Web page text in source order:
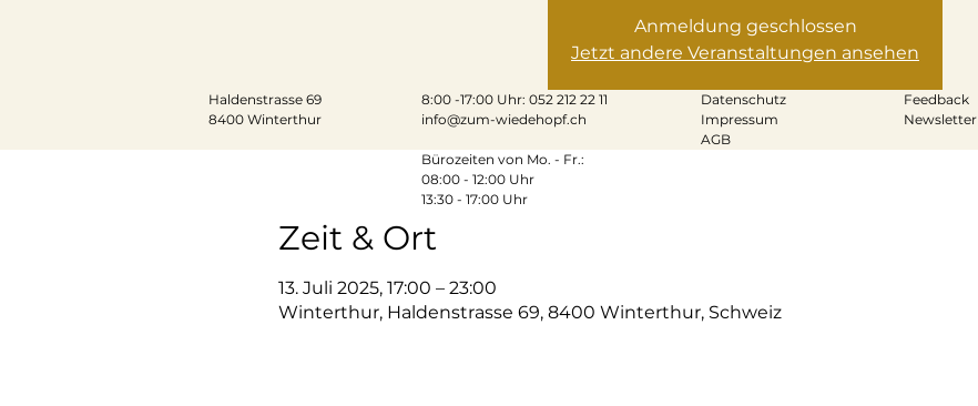
Anmeldung geschlossen
Jetzt andere Veranstaltungen ansehen
Zeit & Ort
13. Juli 2025, 17:00 – 23:00
Winterthur, Haldenstrasse 69, 8400 Winterthur, Schweiz
Haldenstrasse 69
8400 Winterthur
​​8:00 -17:00 Uhr: 052 212 22 11
info@zum-wiedehopf.ch
Bürozeiten von Mo. - Fr.:
08:00 - 12:00 Uhr
13:30 - 17:00 Uhr
Datenschutz
Impressum
AGB
Feedback
Newsletter